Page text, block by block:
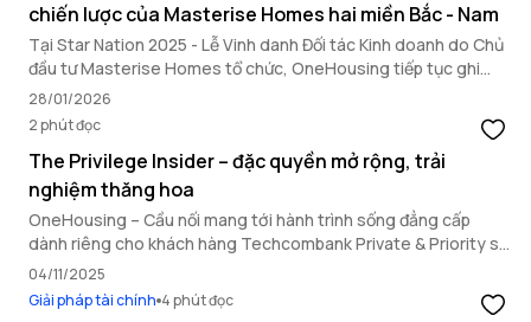
chiến lược của Masterise Homes hai miền Bắc - Nam
Tại Star Nation 2025 - Lễ Vinh danh Đối tác Kinh doanh do Chủ
đầu tư Masterise Homes tổ chức, OneHousing tiếp tục ghi
dấu ấn nổi bật với loạt thành tích quan trọng, khẳng định năng
lực triển khai toàn diện và vai trò đối tác chiến lược hàng đầu.
28/01/2026
2 phút đọc
The Privilege Insider – đặc quyền mở rộng, trải
nghiệm thăng hoa
OneHousing – Cầu nối mang tới hành trình sống đẳng cấp
dành riêng cho khách hàng Techcombank Private & Priority sở
hữu bất động sản Masterise Homes.
04/11/2025
Giải pháp tài chính 4 phút đọc